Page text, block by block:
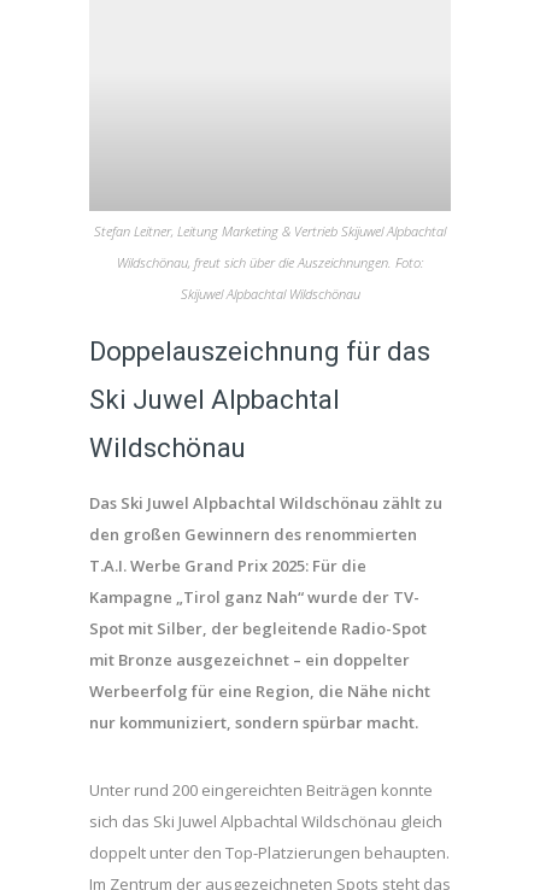
Stefan Leitner, Leitung Marketing & Vertrieb Skijuwel Alpbachtal
Wildschönau, freut sich über die Auszeichnungen. Foto:
Skijuwel Alpbachtal Wildschönau
Doppelauszeichnung für das
Ski Juwel Alpbachtal
Wildschönau
Das Ski Juwel Alpbachtal Wildschönau zählt zu
den großen Gewinnern des renommierten
T.A.I. Werbe Grand Prix 2025: Für die
Kampagne „Tirol ganz Nah“ wurde der TV-
Spot mit Silber, der begleitende Radio-Spot
mit Bronze ausgezeichnet – ein doppelter
Werbeerfolg für eine Region, die Nähe nicht
nur kommuniziert, sondern spürbar macht.
Unter rund 200 eingereichten Beiträgen konnte
sich das Ski Juwel Alpbachtal Wildschönau gleich
doppelt unter den Top-Platzierungen behaupten.
Im Zentrum der ausgezeichneten Spots steht das